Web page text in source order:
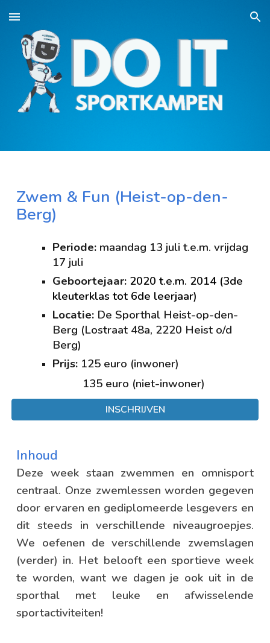
Skip to main content Skip to navigation
Zwem & Fun (Heist-op-den-
Berg)
Periode: maandag 13 juli t.e.m. vrijdag
17 juli
Geboortejaar: 2020 t.e.m. 2014 (3de
kleuterklas tot 6de leerjaar)
Locatie: De Sporthal Heist-op-den-
Berg (Lostraat 48a, 2220 Heist o/d
Berg)
Prijs: 125 euro (inwoner)
135 euro (niet-inwoner)
INSCHRIJVEN
Inhoud
Deze week staan zwemmen en omnisport
centraal. Onze zwemlessen worden gegeven
door ervaren en gediplomeerde lesgevers en
dit steeds in verschillende niveaugroepjes.
We oefenen de verschillende zwemslagen
(verder) in. Het belooft een sportieve week
te worden, want we dagen je ook uit in de
sporthal met leuke en afwisselende
sportactiviteiten!